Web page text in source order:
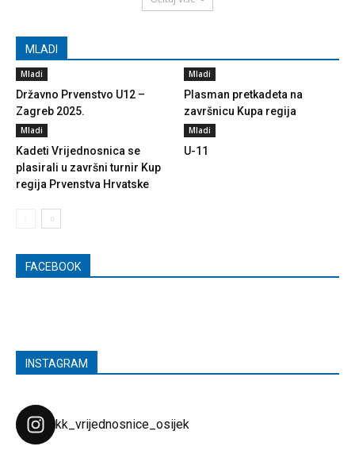
MLADI
Mladi
Državno Prvenstvo U12 –
Zagreb 2025.
Mladi
Plasman pretkadeta na
završnicu Kupa regija
Mladi
Kadeti Vrijednosnica se
plasirali u završni turnir Kup
regija Prvenstva Hrvatske
Mladi
U-11
FACEBOOK
INSTAGRAM
kk_vrijednosnice_osijek